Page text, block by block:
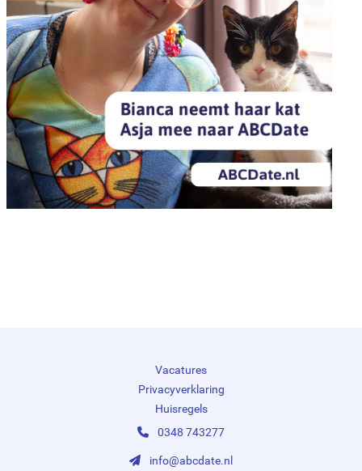
Vacatures
Privacyverklaring
Huisregels
0348 743277
info@abcdate.nl